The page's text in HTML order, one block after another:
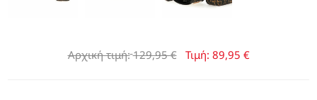
Αρχική τιμή: 129,95 € Τιμή: 89,95 €